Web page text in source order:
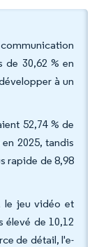
de 30,62 % en
à un
52,74 % de
2025, tandis
rapide de 8,98
le jeu vidéo et
élevé de 10,12
de détail, l'e-